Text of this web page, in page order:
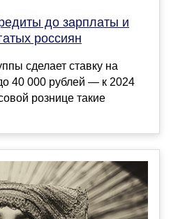
до зарплаты и
россиян
сделает ставку на
40 000 рублей — к 2024
рознице такие